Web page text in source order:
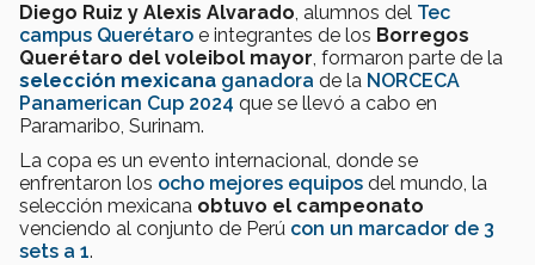
Diego Ruiz y Alexis Alvarado, alumnos del Tec
campus Querétaro e integrantes de los Borregos
Querétaro del voleibol mayor, formaron parte de la
selección mexicana ganadora de la NORCECA
Panamerican Cup 2024 que se llevó a cabo en
Paramaribo, Surinam.
La copa es un evento internacional, donde se
enfrentaron los ocho mejores equipos del mundo, la
selección mexicana obtuvo el campeonato
venciendo al conjunto de Perú con un marcador de 3
sets a 1.